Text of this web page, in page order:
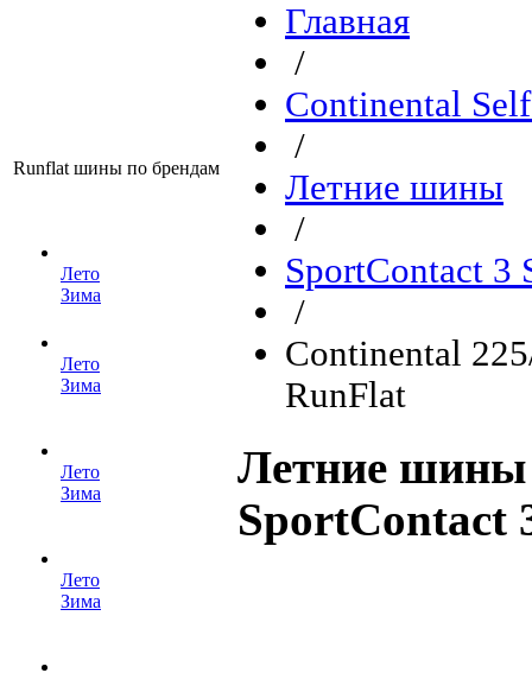
Runflat шины по брендам
Лето
Зима
Лето
Зима
Лето
Зима
Лето
Зима
Главная
/
Continental
/
Летние шины
/
SportContact 3
/
Continental
RunFlat
Летние шины
SportContact